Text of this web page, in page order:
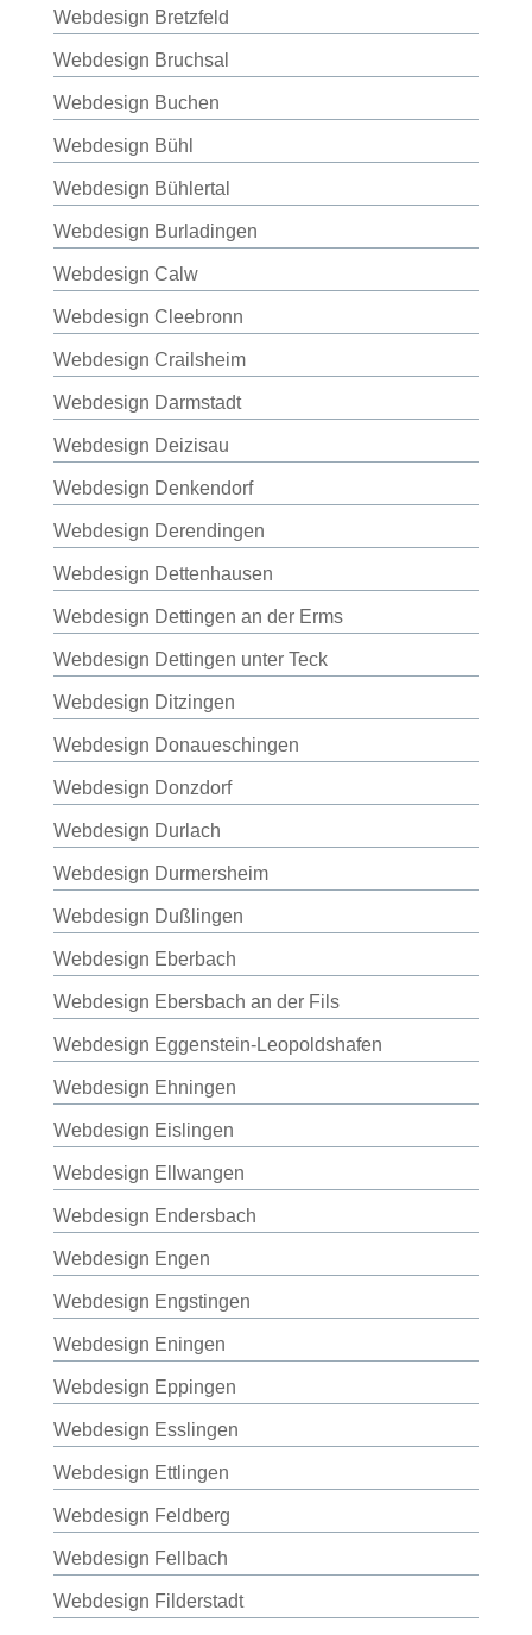
Webdesign Bretzfeld
Webdesign Bruchsal
Webdesign Buchen
Webdesign Bühl
Webdesign Bühlertal
Webdesign Burladingen
Webdesign Calw
Webdesign Cleebronn
Webdesign Crailsheim
Webdesign Darmstadt
Webdesign Deizisau
Webdesign Denkendorf
Webdesign Derendingen
Webdesign Dettenhausen
Webdesign Dettingen an der Erms
Webdesign Dettingen unter Teck
Webdesign Ditzingen
Webdesign Donaueschingen
Webdesign Donzdorf
Webdesign Durlach
Webdesign Durmersheim
Webdesign Dußlingen
Webdesign Eberbach
Webdesign Ebersbach an der Fils
Webdesign Eggenstein-Leopoldshafen
Webdesign Ehningen
Webdesign Eislingen
Webdesign Ellwangen
Webdesign Endersbach
Webdesign Engen
Webdesign Engstingen
Webdesign Eningen
Webdesign Eppingen
Webdesign Esslingen
Webdesign Ettlingen
Webdesign Feldberg
Webdesign Fellbach
Webdesign Filderstadt